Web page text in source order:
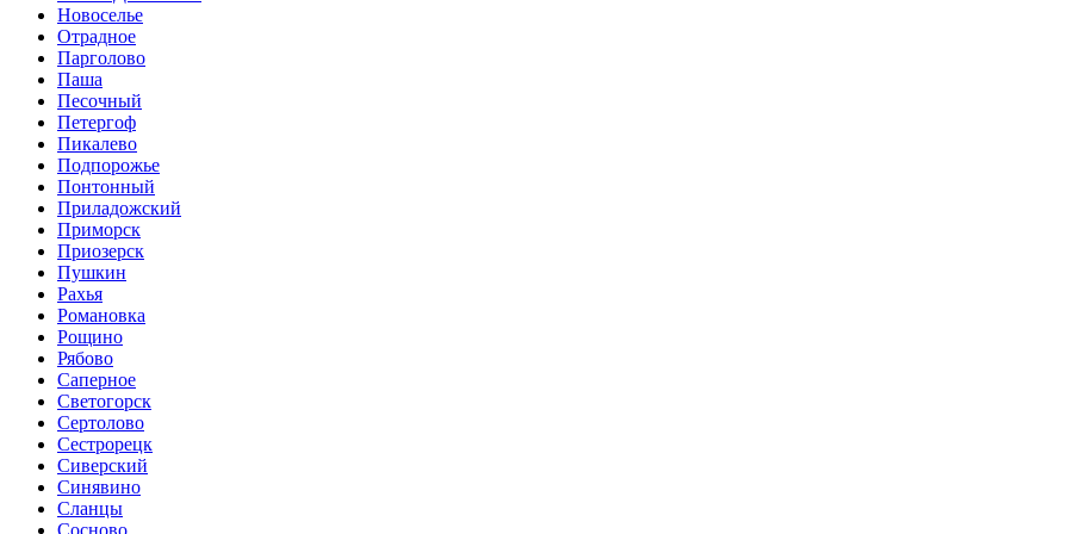
Новоселье
Отрадное
Парголово
Паша
Песочный
Петергоф
Пикалево
Подпорожье
Понтонный
Приладожский
Приморск
Приозерск
Пушкин
Рахья
Романовка
Рощино
Рябово
Саперное
Светогорск
Сертолово
Сестрорецк
Сиверский
Синявино
Сланцы
Сосново